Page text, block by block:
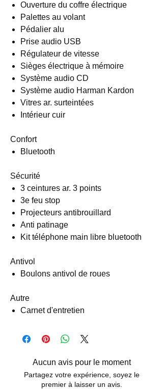
Ouverture du coffre électrique
Palettes au volant
Pédalier alu
Prise audio USB
Régulateur de vitesse
Sièges électrique à mémoire
Système audio CD
Système audio Harman Kardon
Vitres ar. surteintées
Intérieur cuir
Confort
Bluetooth
Sécurité
3 ceintures ar. 3 points
3e feu stop
Projecteurs antibrouillard
Anti patinage
Kit téléphone main libre bluetooth
Antivol
Boulons antivol de roues
Autre
Carnet d'entretien
Aucun avis pour le moment
Partagez votre expérience, soyez le
premier à laisser un avis.